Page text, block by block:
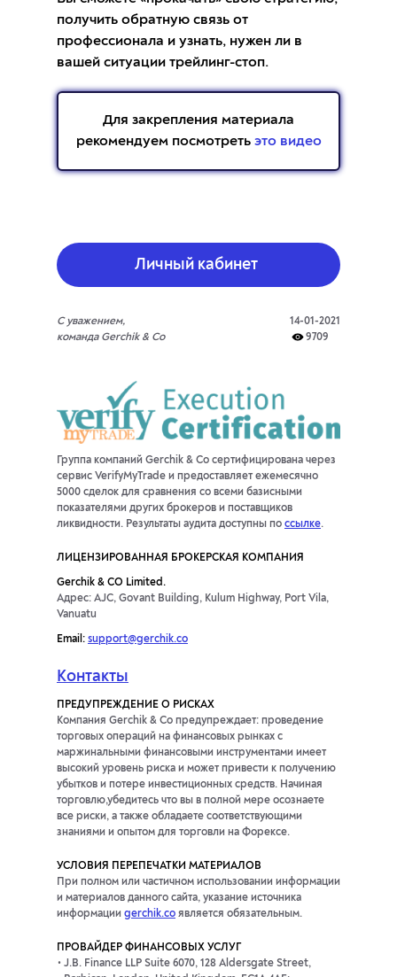
получить обратную связь от
профессионала и узнать, нужен ли в
вашей ситуации трейлинг-стоп.
Для закрепления материала
рекомендуем посмотреть это видео
Личный кабинет
С уважением,
команда Gerchik & Co
14-01-2021
9709
Группа компаний Gerchik & Co сертифицирована через
сервис VerifyMyTrade и предоставляет ежемесячно
5000 сделок для сравнения со всеми базисными
показателями других брокеров и поставщиков
ликвидности. Результаты аудита доступны по ссылке.
ЛИЦЕНЗИРОВАННАЯ БРОКЕРСКАЯ КОМПАНИЯ
Gerchik & CO Limited.
Адрес: AJC, Govant Building, Kulum Highway, Port Vila,
Vanuatu
Email: support@gerchik.co
Контакты
ПРЕДУПРЕЖДЕНИЕ О РИСКАХ
Компания Gerchik & Co предупреждает: проведение
торговых операций на финансовых рынках с
маржинальными финансовыми инструментами имеет
высокий уровень риска и может привести к получению
убытков и потере инвестиционных средств. Начиная
торговлю,убедитесь что вы в полной мере осознаете
все риски, а также обладаете соответствующими
знаниями и опытом для торговли на Форексе.
УСЛОВИЯ ПЕРЕПЕЧАТКИ МАТЕРИАЛОВ
При полном или частичном использовании информации
и материалов данного сайта, указание источника
информации gerchik.co является обязательным.
ПРОВАЙДЕР ФИНАНСОВЫХ УСЛУГ
J.B. Finance LLP Suite 6070, 128 Aldersgate Street,